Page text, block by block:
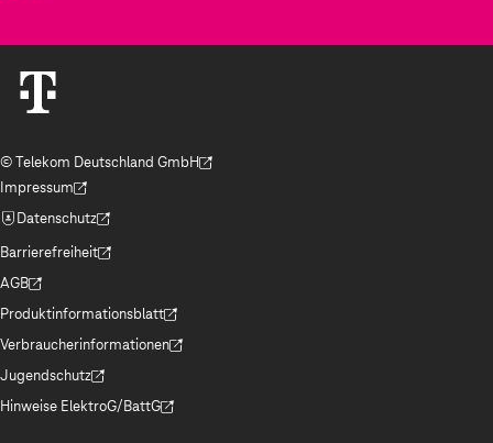
© Telekom Deutschland GmbH
(Der Link wird in einem neuen Tab geöffnet)
Impressum
(Der Link wird in einem neuen Tab geöffnet)
Datenschutz
(Der Link wird in einem neuen Tab geöffnet)
Barrierefreiheit
(Der Link wird in einem neuen Tab geöffnet)
AGB
(Der Link wird in einem neuen Tab geöffnet)
Produktinformationsblatt
(Der Link wird in einem neuen Tab geöffnet)
Verbraucherinformationen
(Der Link wird in einem neuen Tab geöffnet)
Jugendschutz
(Der Link wird in einem neuen Tab geöffnet)
Hinweise ElektroG/BattG
(Der Link wird in einem neuen Tab geöffnet)